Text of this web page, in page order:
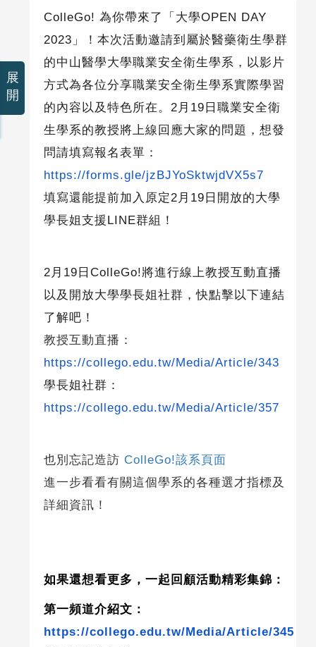
ColleGo! 為你帶來了「大學OPEN DAY
2023 」！本次活動邀請到屬於醫藥衛生學群
的中山醫學大學職業安全衛生學系，以影片
方式為各位分享職業安全衛生學系實際學習
的內容以及特色所在。 2 月 19 日職業安全衛
生學系的教授將上線回應大家的問題，想發
問請填寫報名表單：
https://forms.gle/jzBJYoSktwjdVX5s7
填寫還能提前加入原定2 月 19 日開放的大學
學長姐支援 LINE群組！
2月 19 日 ColleGo!將進行線上教授互動直播
以及開放大學學長姐社群，快點擊以下連結
了解吧！
教授互動直播：
https://collego.edu.tw/Media/Article/343
學長姐社群：
https://collego.edu.tw/Media/Article/357
也別忘記造訪 ColleGo!該系頁面
進一步看看有關這個學系的各種選才指標及
詳細資訊！
如果還想看更多，一起回顧活動精彩集錦：
第一頻道介紹文：
https://collego.edu.tw/Media/Article/345
展
開